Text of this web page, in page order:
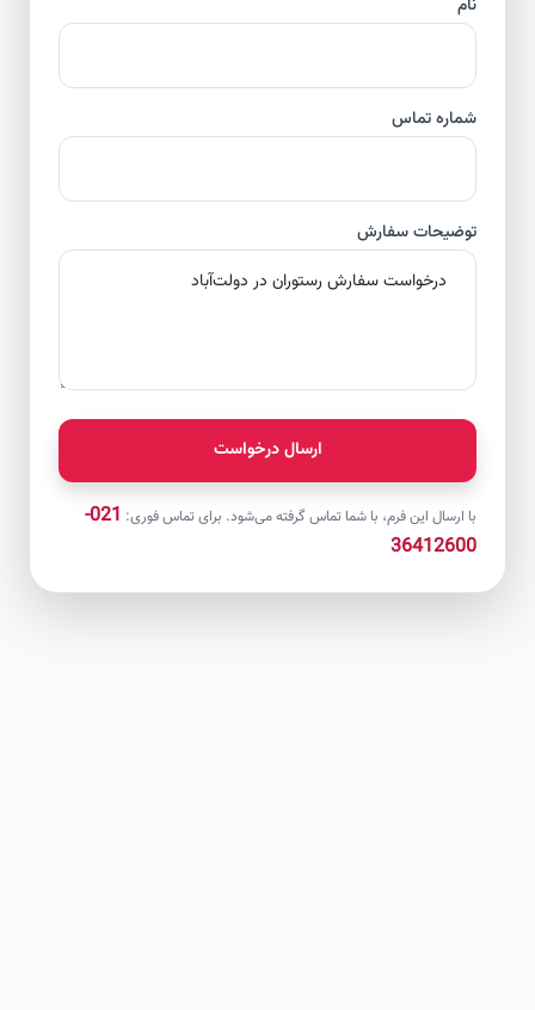
شماره تماس
توضیحات سفارش
ارسال درخواست
با ارسال این فرم، با شما تماس گرفته می‌شود. برای تماس فوری:
021-
36412600